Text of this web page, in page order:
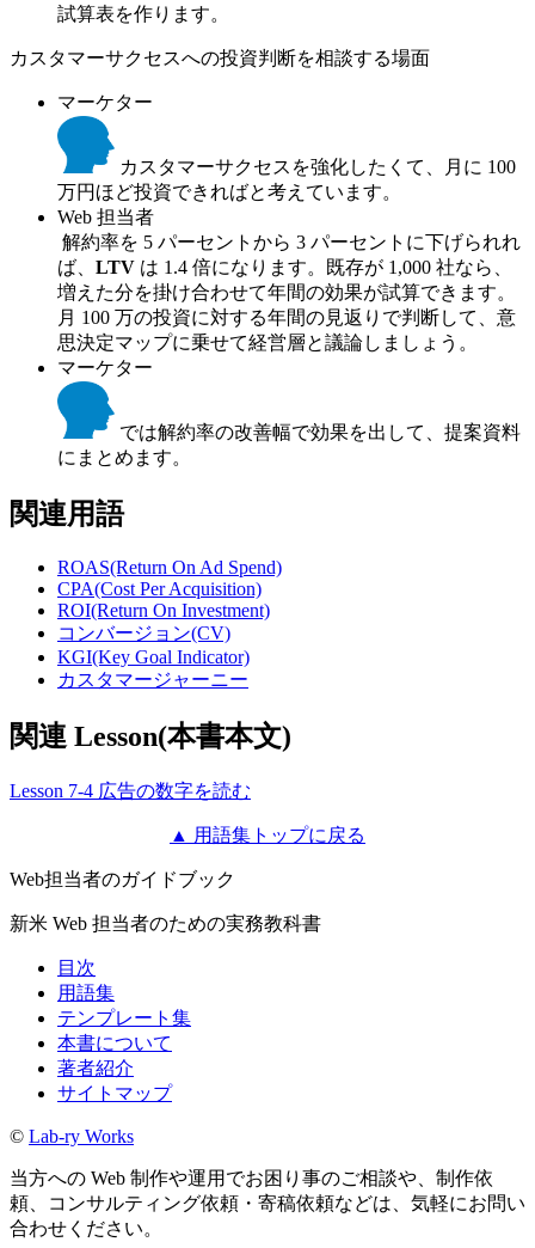
試算表を作ります。
カスタマーサクセスへの投資判断を相談する場面
マーケター
カスタマーサクセスを強化したくて、月に 100
万円ほど投資できればと考えています。
Web 担当者
解約率を 5 パーセントから 3 パーセントに下げられれ
ば、 LTV は 1.4 倍になります。既存が 1,000 社なら、
増えた分を掛け合わせて年間の効果が試算できます。
月 100 万の投資に対する年間の見返りで判断して、意
思決定マップに乗せて経営層と議論しましょう。
マーケター
では解約率の改善幅で効果を出して、提案資料
にまとめます。
関連用語
ROAS(Return On Ad Spend)
CPA(Cost Per Acquisition)
ROI(Return On Investment)
コンバージョン(CV)
KGI(Key Goal Indicator)
カスタマージャーニー
関連 Lesson(本書本文)
Lesson 7-4 広告の数字を読む
▲ 用語集トップに戻る
Web担当者のガイドブック
新米 Web 担当者のための実務教科書
目次
用語集
テンプレート集
本書について
著者紹介
サイトマップ
© Lab-ry Works
当方への Web 制作や運用でお困り事のご相談や、制作依
頼、コンサルティング依頼・寄稿依頼などは、気軽にお問い
合わせください。